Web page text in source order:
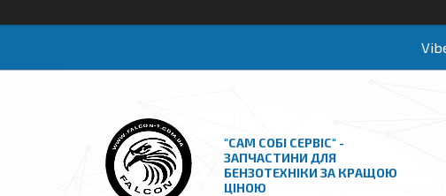
"САМ СОБІ СЕРВІС" -
ЗАПЧАСТИНИ ДЛЯ
БЕНЗОТЕХНІКИ ЗА КРАЩОЮ
ЦІНОЮ